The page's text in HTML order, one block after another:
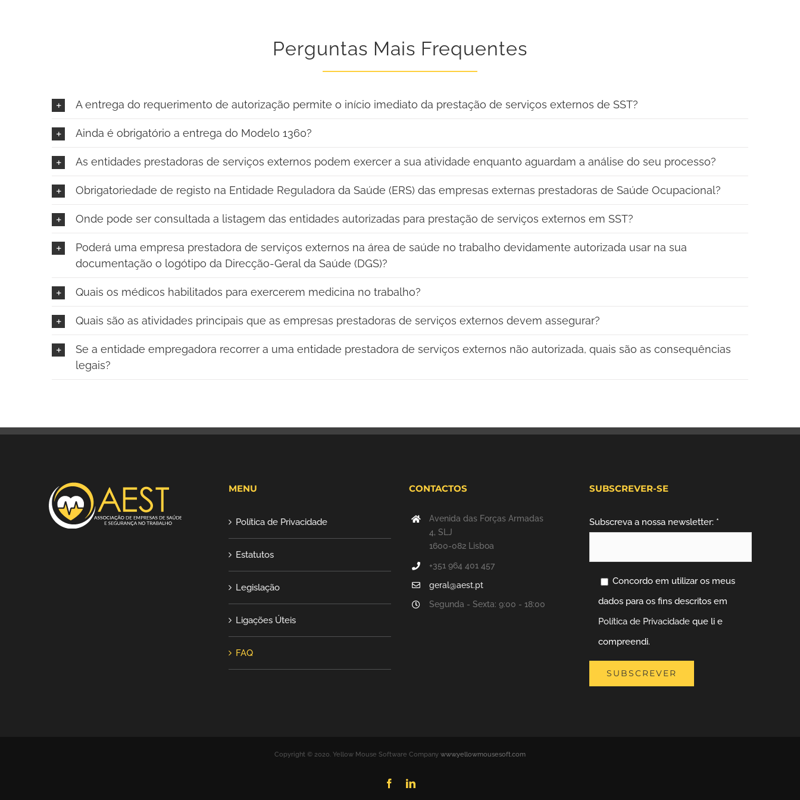
Perguntas Mais Frequentes
A entrega do requerimento de autorização permite o início imediato da prestação de serviços externos de SST?
Ainda é obrigatório a entrega do Modelo 1360?
As entidades prestadoras de serviços externos podem exercer a sua atividade enquanto aguardam a análise do seu processo?
Obrigatoriedade de registo na Entidade Reguladora da Saúde (ERS) das empresas externas prestadoras de Saúde Ocupacional?
Onde pode ser consultada a listagem das entidades autorizadas para prestação de serviços externos em SST?
Poderá uma empresa prestadora de serviços externos na área de saúde no trabalho devidamente autorizada usar na sua
documentação o logótipo da Direcção-Geral da Saúde (DGS)?
Quais os médicos habilitados para exercerem medicina no trabalho?
Quais são as atividades principais que as empresas prestadoras de serviços externos devem assegurar?
Se a entidade empregadora recorrer a uma entidade prestadora de serviços externos não autorizada, quais são as consequências
legais?
MENU
Política de Privacidade
Estatutos
Legislação
Ligações Úteis
FAQ
CONTACTOS
Avenida das Forças Armadas
4, SLJ
1600-082 Lisboa
+351 964 401 457
geral@aest.pt
Segunda - Sexta: 9:00 - 18:00
SUBSCREVER-SE
Subscreva a nossa newsletter: *
Concordo em utilizar os meus
dados para os fins descritos em
Política de Privacidadeque li e
compreendi.
Copyright © 2020. Yellow Mouse Software Company www.yellowmousesoft.com
FacebookLinkedIn